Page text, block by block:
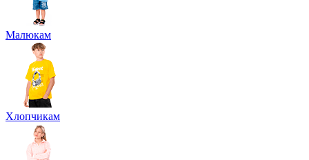
Малюкам
Хлопчикам